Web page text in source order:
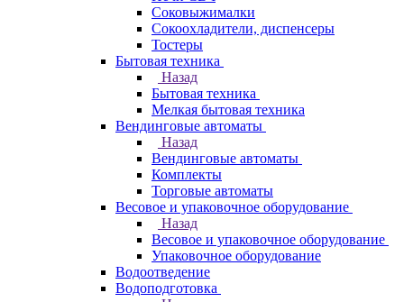
Соковыжималки
Сокоохладители, диспенсеры
Тостеры
Бытовая техника
Назад
Бытовая техника
Мелкая бытовая техника
Вендинговые автоматы
Назад
Вендинговые автоматы
Комплекты
Торговые автоматы
Весовое и упаковочное оборудование
Назад
Весовое и упаковочное оборудование
Упаковочное оборудование
Водоотведение
Водоподготовка